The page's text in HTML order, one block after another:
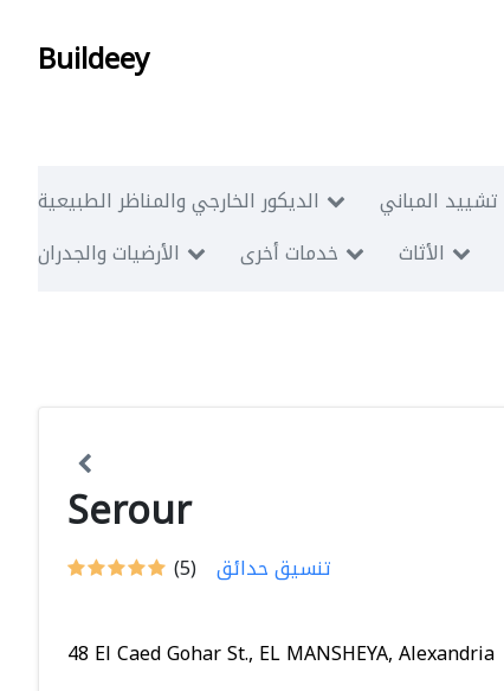
Buildeey
الديكور الخارجي والمناظر الطبيعية تشييد المباني
الأرضيات والجدران
خدمات أخرى الأثاث
Serour
(5) تنسيق حدائق
48 El Caed Gohar St., EL MANSHEYA, Alexandria